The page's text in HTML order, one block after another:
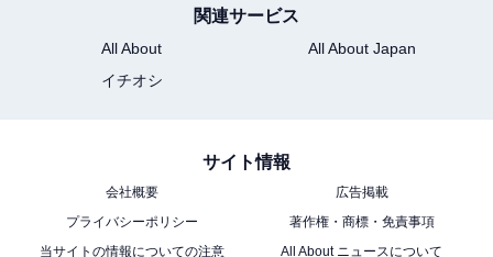
下水道体験・プラネタリウム。個性派科学館
3選
関連サービス
All About
All About Japan
イチオシ
サイト情報
会社概要
広告掲載
プライバシーポリシー
著作権・商標・免責事項
当サイトの情報についての注意
All About ニュースについて